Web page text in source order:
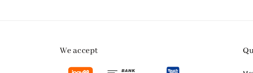
We accept